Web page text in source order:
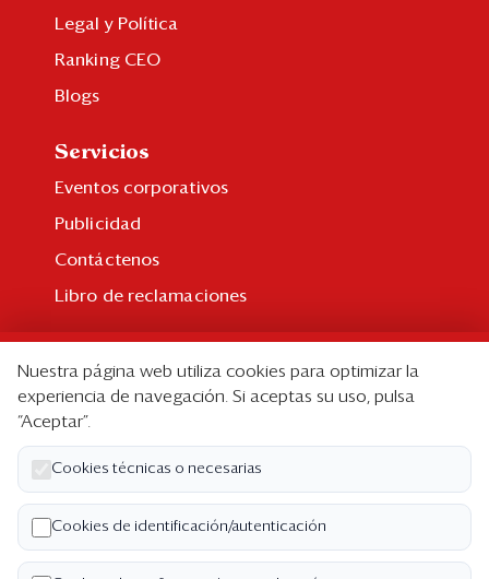
Legal y Política
Ranking CEO
Blogs
Servicios
Eventos corporativos
Publicidad
Contáctenos
Libro de reclamaciones
Suscripción individual
Paquetes corporativos
Edición Impresa
Nosotros
Quiénes somos
Nuestra página web utiliza cookies para optimizar la
experiencia de navegación. Si aceptas su uso, pulsa
“Aceptar”.
Cookies técnicas o necesarias
Cookies de identificación/autenticación